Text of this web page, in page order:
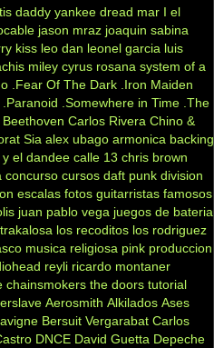
daddy yankee dread mar I el
jason mraz joaquin sabina
kiss leo dan leonel garcia luis
miley cyrus rosana system of a
.Fear Of The Dark .Iron Maiden
.Paranoid .Somewhere in Time .The
Beethoven Carlos Rivera Chino &
Sia alex ubago armonica backing
y el dandee calle 13 chris brown
concurso cursos daft punk division
escalas fotos guitarristas famosos
juan pablo vega juegos de bateria
los recoditos los rodriguez
musica religiosa pink produccion
reyli ricardo montaner
chainsmokers the doors tutorial
Aerosmith Alkilados Ases
Bersuit Vergarabat Carlos
DNCE David Guetta Depeche